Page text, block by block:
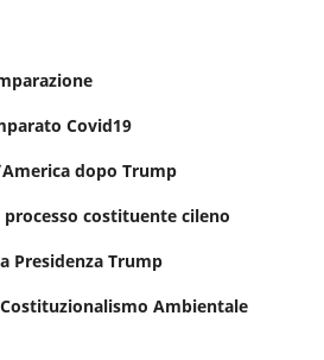
Covid19
dopo Trump
costituente cileno
Presidenza Trump
Ambientale